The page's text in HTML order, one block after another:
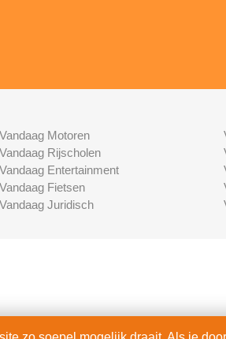
Vandaag Motoren
Vandaag Rijscholen
Vandaag Entertainment
Vandaag Fietsen
Vandaag Juridisch